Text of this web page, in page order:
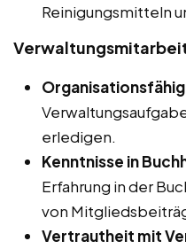
Reinigungsmitteln
erledigen.
Kenntnisse in
Erfahrung in der
von
Vertrautheit mit